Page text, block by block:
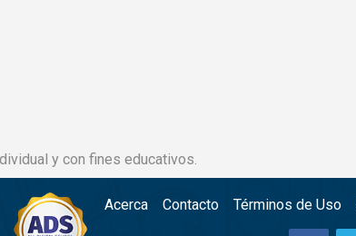
y con fines educativos.
Acerca Contacto Términos de Uso